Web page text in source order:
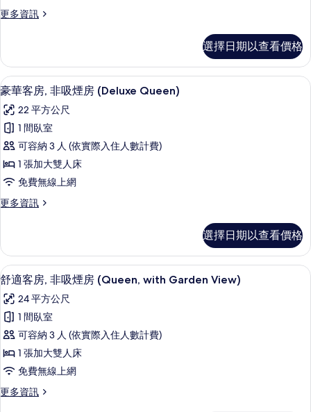
吸
房
的
所
有
相
片
更多資訊
更
客
房,
非
煙
房
的
詳
情
選擇日期以查看價格
顯
示
豪
華
客
房,
吸
房
(Deluxe
Queen)
的
所
有
相
片
豪華客房, 非吸煙房 (Deluxe Queen)
9
豪華客房, 非吸煙房 (Deluxe Queen)
22 平方公尺
1 間臥室
可容納 3 人 (依實際入住人數計費)
1 張加大雙人床
免費無線上網
更多資訊
更
客
房,
非
煙
房
(Deluxe
Queen)
的
詳
情
選擇日期以查看價格
顯
示
舒
適
客
房,
吸
舒適客房, 非吸煙房 (Queen, with
10
舒適客房, 非吸煙房 (Queen, with Garden View)
24 平方公尺
1 間臥室
可容納 3 人 (依實際入住人數計費)
1 張加大雙人床
免費無線上網
更多資訊
更